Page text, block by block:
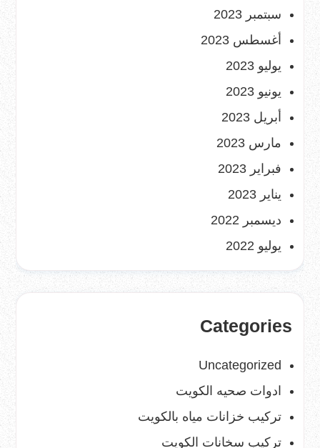
سبتمبر 2023
أغسطس 2023
يوليو 2023
يونيو 2023
أبريل 2023
مارس 2023
فبراير 2023
يناير 2023
ديسمبر 2022
يوليو 2022
Categories
Uncategorized
ادوات صحيه الكويت
تركيب خزانات مياه بالكويت
تركيب سخانات الكويت